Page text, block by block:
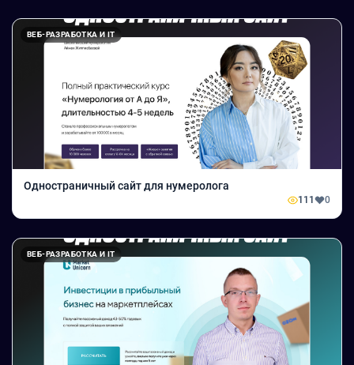
ВЕБ-РАЗРАБОТКА И IT
Одностраничный сайт для нумеролога
111 0
ВЕБ-РАЗРАБОТКА И IT